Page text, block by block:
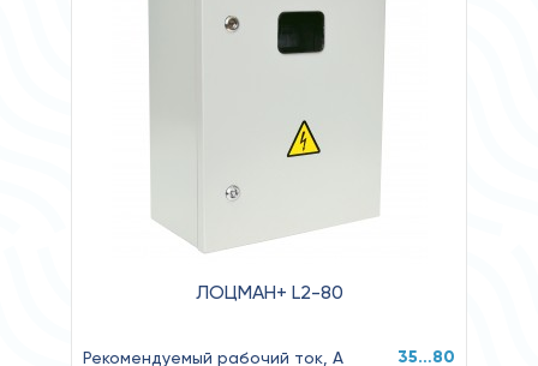
ЛОЦМАН+ L2-80
Рекомендуемый рабочий ток, А 35…80